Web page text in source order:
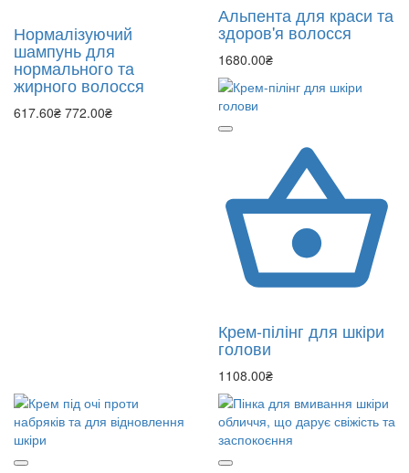
Нормалізуючий
шампунь для
нормального та
жирного волосся
617.60₴ 772.00₴
Альпента для краси та
здоров'я волосся
1680.00₴
Крем-пілінг для шкіри
голови
1108.00₴